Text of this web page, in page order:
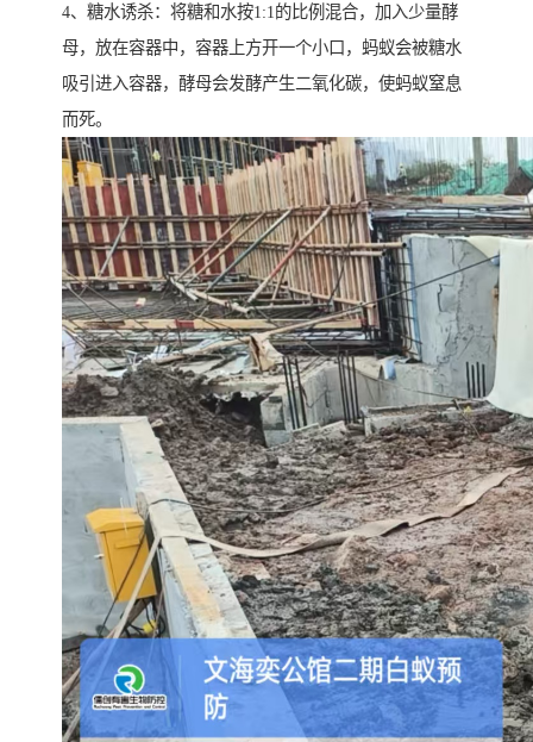
4、糖水诱杀：将糖和水按1:1的比例混合，加入少量酵
母，放在容器中，容器上方开一个小口，蚂蚁会被糖水
吸引进入容器，酵母会发酵产生二氧化碳，使蚂蚁窒息
而死。